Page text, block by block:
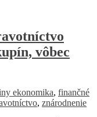
vôbec
ekonomika, finančné
, znárodnenie